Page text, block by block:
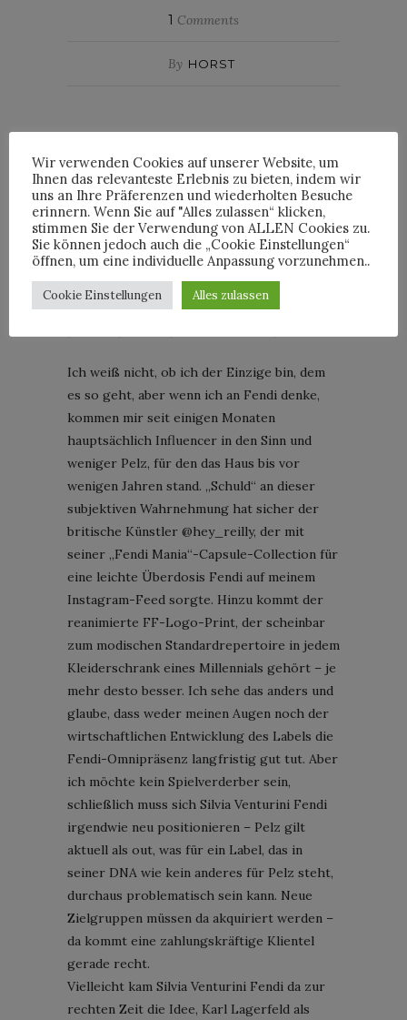
1 Comments
By HORST
„GASTDESIGNER“ KARL
LAGERFELD FÜR FENDI
HERBST/WINTER 2019/20
16. Januar 2019
Ich weiß nicht, ob ich der Einzige bin, dem
es so geht, aber wenn ich an Fendi denke,
kommen mir seit einigen Monaten
hauptsächlich Influencer in den Sinn und
weniger Pelz, für den das Haus bis vor
wenigen Jahren stand. „Schuld“ an dieser
subjektiven Wahrnehmung hat sicher der
britische Künstler @hey_reilly, der mit
seiner „Fendi Mania“-Capsule-Collection für
eine leichte Überdosis Fendi auf meinem
Instagram-Feed sorgte. Hinzu kommt der
reanimierte FF-Logo-Print, der scheinbar
zum modischen Standardrepertoire in jedem
Kleiderschrank eines Millennials gehört – je
mehr desto besser. Ich sehe das anders und
glaube, dass weder meinen Augen noch der
wirtschaftlichen Entwicklung des Labels die
Fendi-Omnipräsenz langfristig gut tut. Aber
ich möchte kein Spielverderber sein,
schließlich muss sich Silvia Venturini Fendi
irgendwie neu positionieren – Pelz gilt
aktuell als out, was für ein Label, das in
seiner DNA wie kein anderes für Pelz steht,
durchaus problematisch sein kann. Neue
Zielgruppen müssen da akquiriert werden –
da kommt eine zahlungskräftige Klientel
gerade recht.
Vielleicht kam Silvia Venturini Fendi da zur
rechten Zeit die Idee, Karl Lagerfeld als
Wir verwenden Cookies auf unserer Website, um
Ihnen das relevanteste Erlebnis zu bieten, indem wir
uns an Ihre Präferenzen und wiederholten Besuche
erinnern. Wenn Sie auf "Alles zulassen“ klicken,
stimmen Sie der Verwendung von ALLEN Cookies zu.
Sie können jedoch auch die „Cookie Einstellungen“
öffnen, um eine individuelle Anpassung vorzunehmen..
Cookie Einstellungen Alles zulassen